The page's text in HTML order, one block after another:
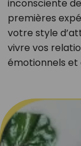
inconsciente
premières
votre style
vivre vos
émotionnels